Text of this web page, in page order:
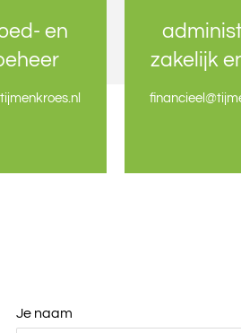
en
en
zakelijk
zakelijk
Je naam